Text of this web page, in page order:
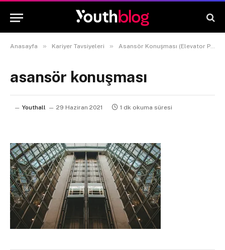
Anasayfa » Kariyer Tavsiyeleri » Asansör Konuşması (Elevator Pitch) Nedir?
asansör konuşması
Youthall 29 Haziran 2021 1 dk okuma süresi